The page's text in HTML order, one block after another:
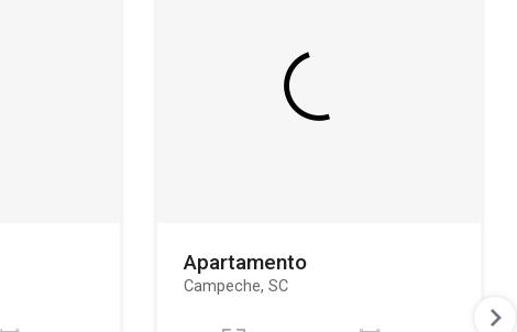
Apartamento
Campeche, SC